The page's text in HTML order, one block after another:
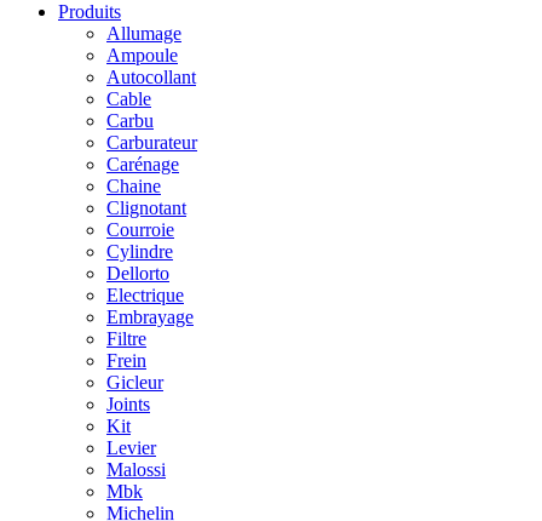
Produits
Allumage
Ampoule
Autocollant
Cable
Carbu
Carburateur
Carénage
Chaine
Clignotant
Courroie
Cylindre
Dellorto
Electrique
Embrayage
Filtre
Frein
Gicleur
Joints
Kit
Levier
Malossi
Mbk
Michelin